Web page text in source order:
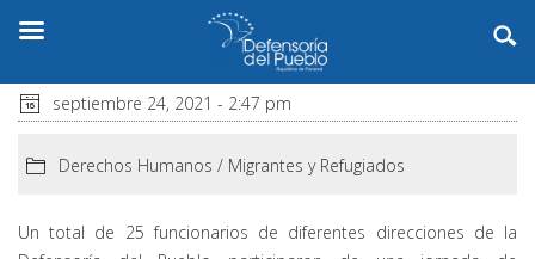
septiembre 24, 2021 - 2:47 pm
Derechos Humanos / Migrantes y Refugiados
Un total de 25 funcionarios de diferentes direcciones de la